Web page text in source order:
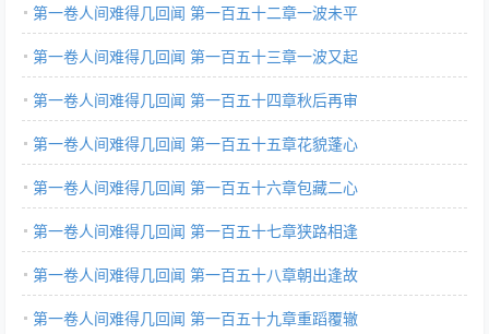
第一卷人间难得几回闻 第一百五十二章一波未平
第一卷人间难得几回闻 第一百五十三章一波又起
第一卷人间难得几回闻 第一百五十四章秋后再审
第一卷人间难得几回闻 第一百五十五章花貌蓬心
第一卷人间难得几回闻 第一百五十六章包藏二心
第一卷人间难得几回闻 第一百五十七章狭路相逢
第一卷人间难得几回闻 第一百五十八章朝出逢故
第一卷人间难得几回闻 第一百五十九章重蹈覆辙